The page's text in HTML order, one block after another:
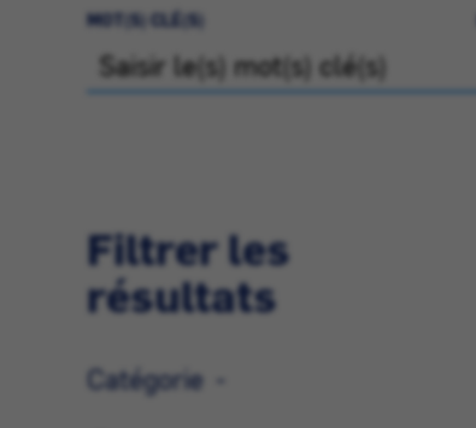
MOT(S) CLÉ(S)
Filtrer les
résultats
Catégorie